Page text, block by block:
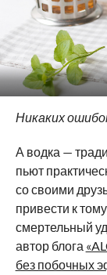
Никаких
А водка —
пьют
со своими
привести к
смертельный
автор блога
без побочных